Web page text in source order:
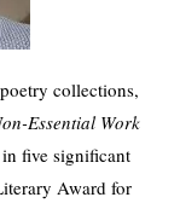
collections,
Essential Work
five significant
Award for